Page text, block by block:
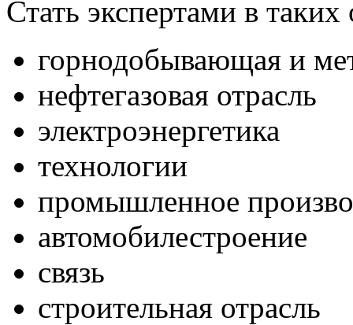
Стать экспертами в таких
горнодобывающая и
нефтегазовая отрасль
электроэнергетика
технологии
промышленное
автомобилестроение
связь
строительная отрасль